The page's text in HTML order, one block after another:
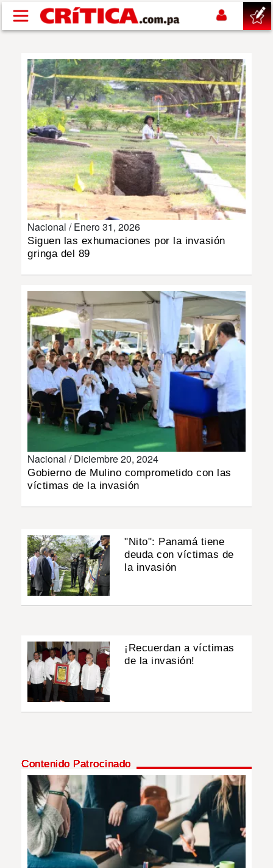
Pasar al contenido principal
SUCESOS
NACIONAL
POLÍTICA
SHOW
DEPORTES
MUNDO
MULTIMEDIA
IMPRESO
Nacional /Enero 31, 2026
Siguen las exhumaciones por la invasión
gringa del 89
Nacional /Diciembre 20, 2024
Gobierno de Mulino comprometido con las
víctimas de la invasión
"Nito": Panamá tiene
deuda con víctimas de
la invasión
¡Recuerdan a víctimas
de la invasión!
Contenido Patrocinado